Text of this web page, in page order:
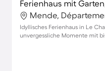
Ferienhaus mit
Mende,
Idyllisches Ferienhaus in Le
unvergessliche Momente mit